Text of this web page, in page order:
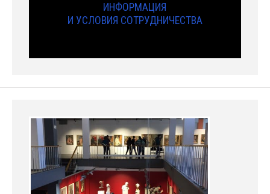
ИНФОРМАЦИЯ
И УСЛОВИЯ СОТРУДНИЧЕСТВА